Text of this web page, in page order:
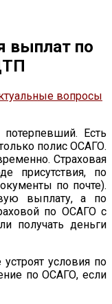
выплат по
вопросы
Есть
полис ОСАГО.
Страховая
присутствия, по
по почте).
выплату, а по
по ОСАГО с
получать деньги
условия по
по ОСАГО, если